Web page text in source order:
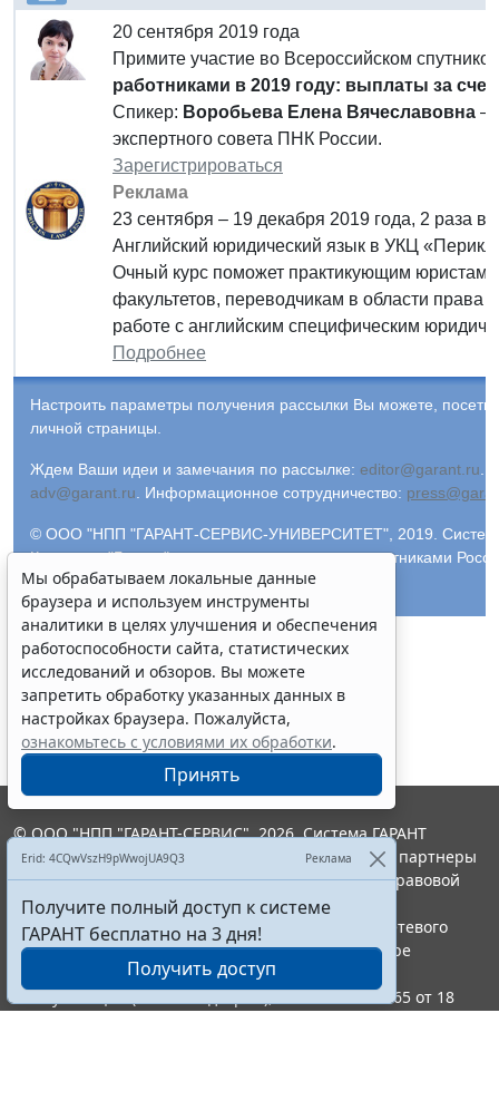
20 сентября 2019 года
Примите участие во Всероссийском
работниками в 2019 году: выплаты за
Спикер: Воробьева Елена Вячеславовна –
экспертного совета ПНК России.
Зарегистрироваться
Реклама
23 сентября – 19 декабря 2019 года, 2 раза в
Английский юридический язык в УКЦ
Очный курс поможет практикующим юристам,
факультетов, переводчикам в области
работе с английским специфическим
Подробнее
Настроить параметры получения рассылки Вы можете,
личной страницы.
Ждем Ваши идеи и замечания по рассылке: editor@garant.ru
adv@garant.ru
Информационное сотрудничество:
© ООО "НПП "ГАРАНТ-СЕРВИС-УНИВЕРСИТЕТ", 2019. Система
Компания "Гарант" и ее партнеры являются участниками
информации ГАРАНТ.
Мы обрабатываем локальные данные
браузера и используем инструменты
аналитики в целях улучшения и обеспечения
работоспособности сайта, статистических
исследований и обзоров. Вы можете
запретить обработку указанных данных в
настройках браузера. Пожалуйста,
ознакомьтесь с условиями их обработки.
Принять
Erid: 4CQwVszH9pWwojUA9Q3 Реклама
Получите полный доступ к системе
ГАРАНТ бесплатно на 3 дня!
Получить доступ
© ООО "НПП "ГАРАНТ-СЕРВИС", 2026. Система ГАРАНТ
выпускается с 1990 года. Компания "Гарант" и ее партнеры
являются участниками Российской ассоциации правовой
информации ГАРАНТ.
Портал ГАРАНТ.РУ зарегистрирован в качестве сетевого
издания Федеральной службой по надзору в сфере
связи,информационных технологий и массовых
коммуникаций (Роскомнадзором), Эл № ФС77-58365 от 18